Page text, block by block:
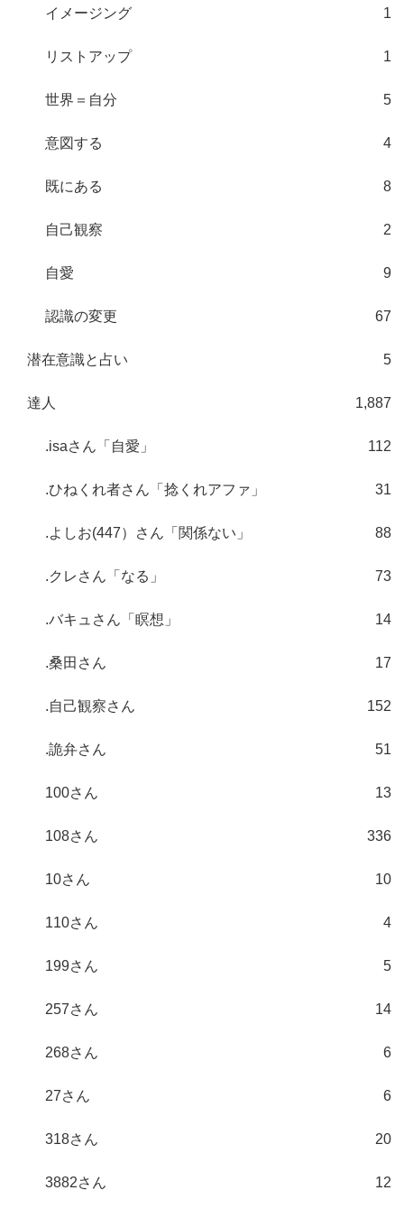
イメージング 1
リストアップ 1
世界＝自分 5
意図する 4
既にある 8
自己観察 2
自愛 9
認識の変更 67
潜在意識と占い 5
達人 1,887
.isaさん「自愛」 112
.ひねくれ者さん「捻くれアファ」 31
.よしお(447）さん「関係ない」 88
.クレさん「なる」 73
.バキュさん「瞑想」 14
.桑田さん 17
.自己観察さん 152
.詭弁さん 51
100さん 13
108さん 336
10さん 10
110さん 4
199さん 5
257さん 14
268さん 6
27さん 6
318さん 20
3882さん 12